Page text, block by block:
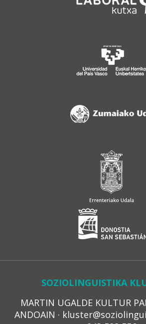
SOZIOLINGUISTIKA
MARTIN UGALDE KULTUR
ANDOAIN ·